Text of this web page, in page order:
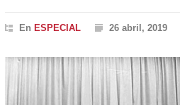
En ESPECIAL 26 abril, 2019